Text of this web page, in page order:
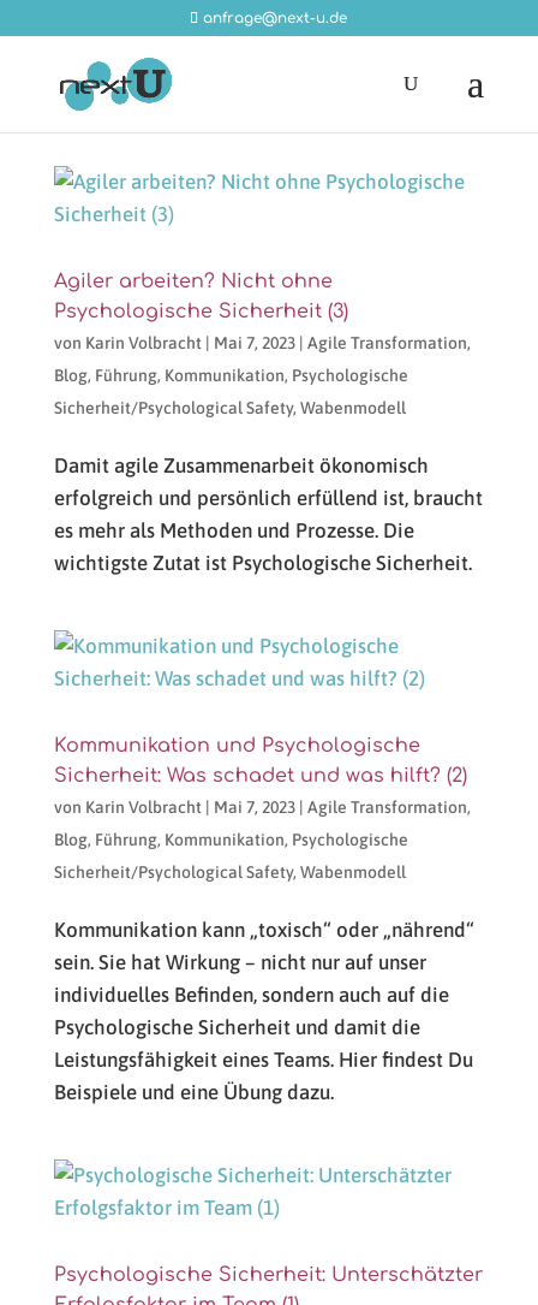
anfrage@next-u.de
Agiler arbeiten? Nicht ohne
Psychologische Sicherheit (3)
von Karin Volbracht| Mai 7, 2023| Agile Transformation,
Blog, Führung, Kommunikation, Psychologische
Sicherheit/Psychological Safety, Wabenmodell
Damit agile Zusammenarbeit ökonomisch
erfolgreich und persönlich erfüllend ist, braucht
es mehr als Methoden und Prozesse. Die
wichtigste Zutat ist Psychologische Sicherheit.
Kommunikation und Psychologische
Sicherheit: Was schadet und was hilft? (2)
von Karin Volbracht| Mai 7, 2023| Agile Transformation,
Blog, Führung, Kommunikation, Psychologische
Sicherheit/Psychological Safety, Wabenmodell
Kommunikation kann „toxisch“ oder „nährend“
sein. Sie hat Wirkung – nicht nur auf unser
individuelles Befinden, sondern auch auf die
Psychologische Sicherheit und damit die
Leistungsfähigkeit eines Teams. Hier findest Du
Beispiele und eine Übung dazu.
Psychologische Sicherheit: Unterschätzter